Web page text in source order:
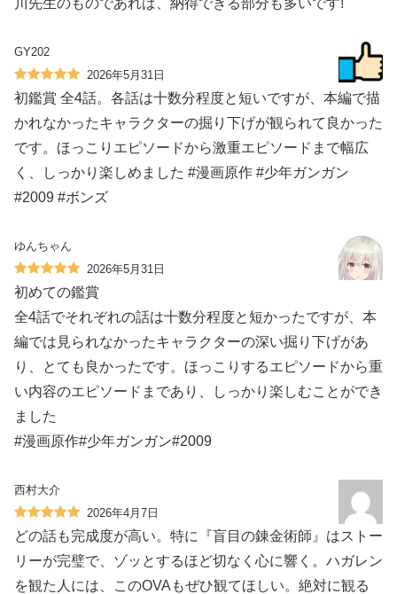
川先生のものであれば、納得できる部分も多いです!
GY202
2026年5月31日
初鑑賞 全4話。各話は十数分程度と短いですが、本編で描
かれなかったキャラクターの掘り下げが観られて良かった
です。ほっこりエピソードから激重エピソードまで幅広
く、しっかり楽しめました #漫画原作 #少年ガンガン
#2009 #ボンズ
ゆんちゃん
2026年5月31日
初めての鑑賞
全4話でそれぞれの話は十数分程度と短かったですが、本
編では見られなかったキャラクターの深い掘り下げがあ
り、とても良かったです。ほっこりするエピソードから重
い内容のエピソードまであり、しっかり楽しむことができ
ました
#漫画原作#少年ガンガン#2009
西村大介
2026年4月7日
どの話も完成度が高い。特に『盲目の錬金術師』はストー
リーが完璧で、ゾッとするほど切なく心に響く。ハガレン
を観た人には、このOVAもぜひ観てほしい。絶対に観る